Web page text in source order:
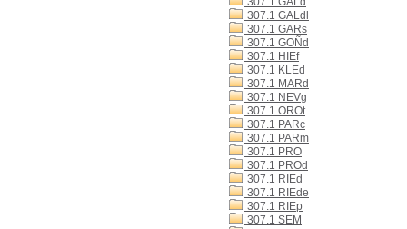
307.1 GALdl
307.1 GARs
307.1 GOÑd
307.1 HIEf
307.1 KLEd
307.1 MARd
307.1 NEVg
307.1 OROt
307.1 PARc
307.1 PARm
307.1 PRO
307.1 PROd
307.1 RIEd
307.1 RIEde
307.1 RIEp
307.1 SEM